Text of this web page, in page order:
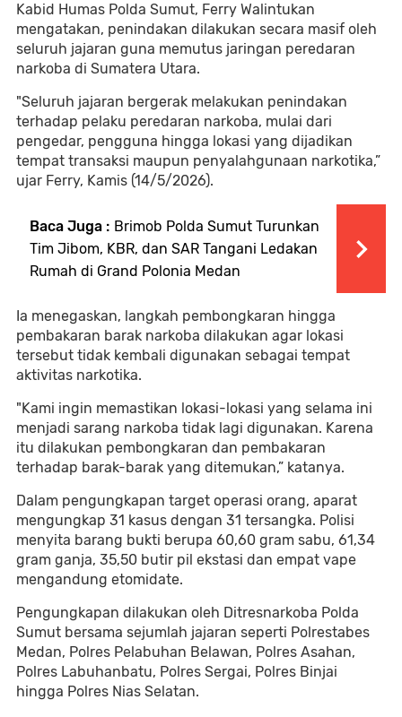
Kabid Humas Polda Sumut, Ferry Walintukan
mengatakan, penindakan dilakukan secara masif oleh
seluruh jajaran guna memutus jaringan peredaran
narkoba di Sumatera Utara.
"Seluruh jajaran bergerak melakukan penindakan
terhadap pelaku peredaran narkoba, mulai dari
pengedar, pengguna hingga lokasi yang dijadikan
tempat transaksi maupun penyalahgunaan narkotika,”
ujar Ferry, Kamis (14/5/2026).
Baca Juga : Brimob Polda Sumut Turunkan
Tim Jibom, KBR, dan SAR Tangani Ledakan
Rumah di Grand Polonia Medan
Ia menegaskan, langkah pembongkaran hingga
pembakaran barak narkoba dilakukan agar lokasi
tersebut tidak kembali digunakan sebagai tempat
aktivitas narkotika.
"Kami ingin memastikan lokasi-lokasi yang selama ini
menjadi sarang narkoba tidak lagi digunakan. Karena
itu dilakukan pembongkaran dan pembakaran
terhadap barak-barak yang ditemukan,” katanya.
Dalam pengungkapan target operasi orang, aparat
mengungkap 31 kasus dengan 31 tersangka. Polisi
menyita barang bukti berupa 60,60 gram sabu, 61,34
gram ganja, 35,50 butir pil ekstasi dan empat vape
mengandung etomidate.
Pengungkapan dilakukan oleh Ditresnarkoba Polda
Sumut bersama sejumlah jajaran seperti Polrestabes
Medan, Polres Pelabuhan Belawan, Polres Asahan,
Polres Labuhanbatu, Polres Sergai, Polres Binjai
hingga Polres Nias Selatan.